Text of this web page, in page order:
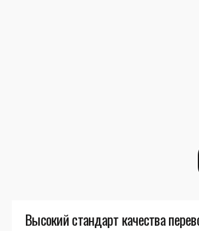
Высокий стандарт качества